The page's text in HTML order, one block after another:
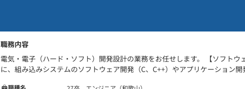
職務内容
電気・電子（ハード・ソフト）開発設計の業務をお任せします。 【ソフト
に、組み込みシステムのソフトウェア開発（C、C++）やアプリケーション開
職種名